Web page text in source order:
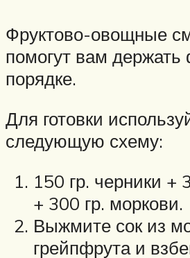
Фруктово-овощные
помогут вам держать
порядке.
Для готовки
следующую схему:
150 гр. черники +
+ 300 гр. моркови.
Выжмите сок из
грейпфрута и